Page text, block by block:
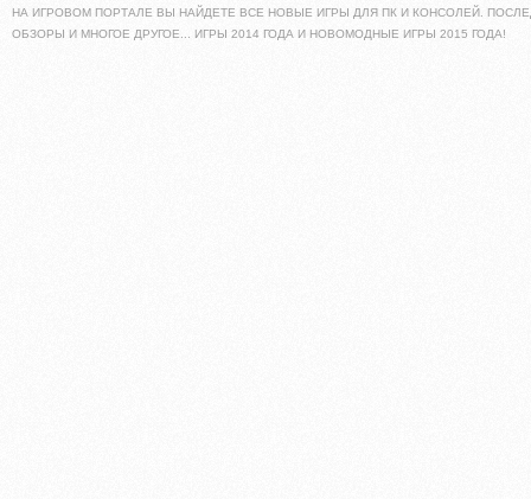
НА ИГРОВОМ ПОРТАЛЕ ВЫ НАЙДЕТЕ ВСЕ НОВЫЕ ИГРЫ ДЛЯ ПК И КОНСОЛЕЙ.
ОБЗОРЫ И МНОГОЕ ДРУГОЕ... ИГРЫ 2014 ГОДА И НОВОМОДНЫЕ ИГРЫ 2015 ГОДА!